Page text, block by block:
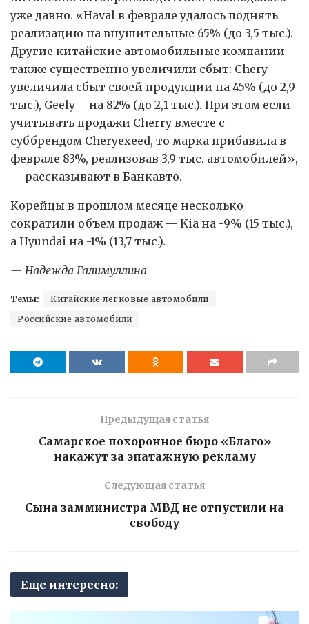
уже давно. «Haval в феврале удалось поднять
реализацию на внушительные 65% (до 3,5 тыс.).
Другие китайские автомобильные компании
также существенно увеличили сбыт: Chery
увеличила сбыт своей продукции на 45% (до 2,9
тыс.), Geely – на 82% (до 2,1 тыс.). При этом если
учитывать продажи Cherry вместе с
суббрендом Cheryexeed, то марка прибавила в
феврале 83%, реализовав 3,9 тыс. автомобилей»,
— рассказывают в Банкавто.
Корейцы в прошлом месяце несколько
сократили объем продаж — Kia на -9% (15 тыс.),
а Hyundai на -1% (13,7 тыс.).
— Надежда Галимуллина
Темы:
Китайские легковые автомобили
Российские автомобили
Предыдущая статья
Самарское похоронное бюро «Благо»
накажут за эпатажную рекламу
Следующая статья
Сына замминистра МВД не отпустили на
свободу
Еще интересно: